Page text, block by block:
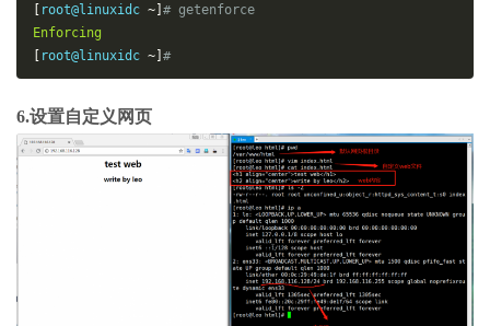
[ root@linuxidc ~] # getenforce
Enforcing
[ root@linuxidc ~] #
6.设置自定义网页